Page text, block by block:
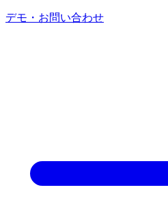
デモ・お問い合わせ